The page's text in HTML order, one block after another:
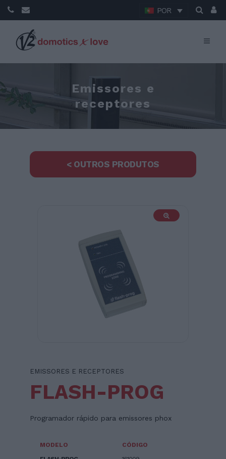
POR
Emissores e
receptores
< OUTROS PRODUTOS
EMISSORES E RECEPTORES
FLASH-PROG
Programador rápido para emissores phox
MODELO
CÓDIGO